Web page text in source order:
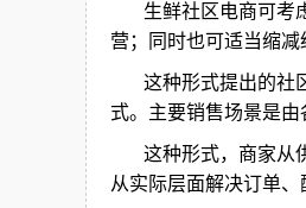
生鲜社区电商可考
营；同时也可适当缩减
这种形式提出的社
式。主要销售场景是由
这种形式，商家从
从实际层面解决订单